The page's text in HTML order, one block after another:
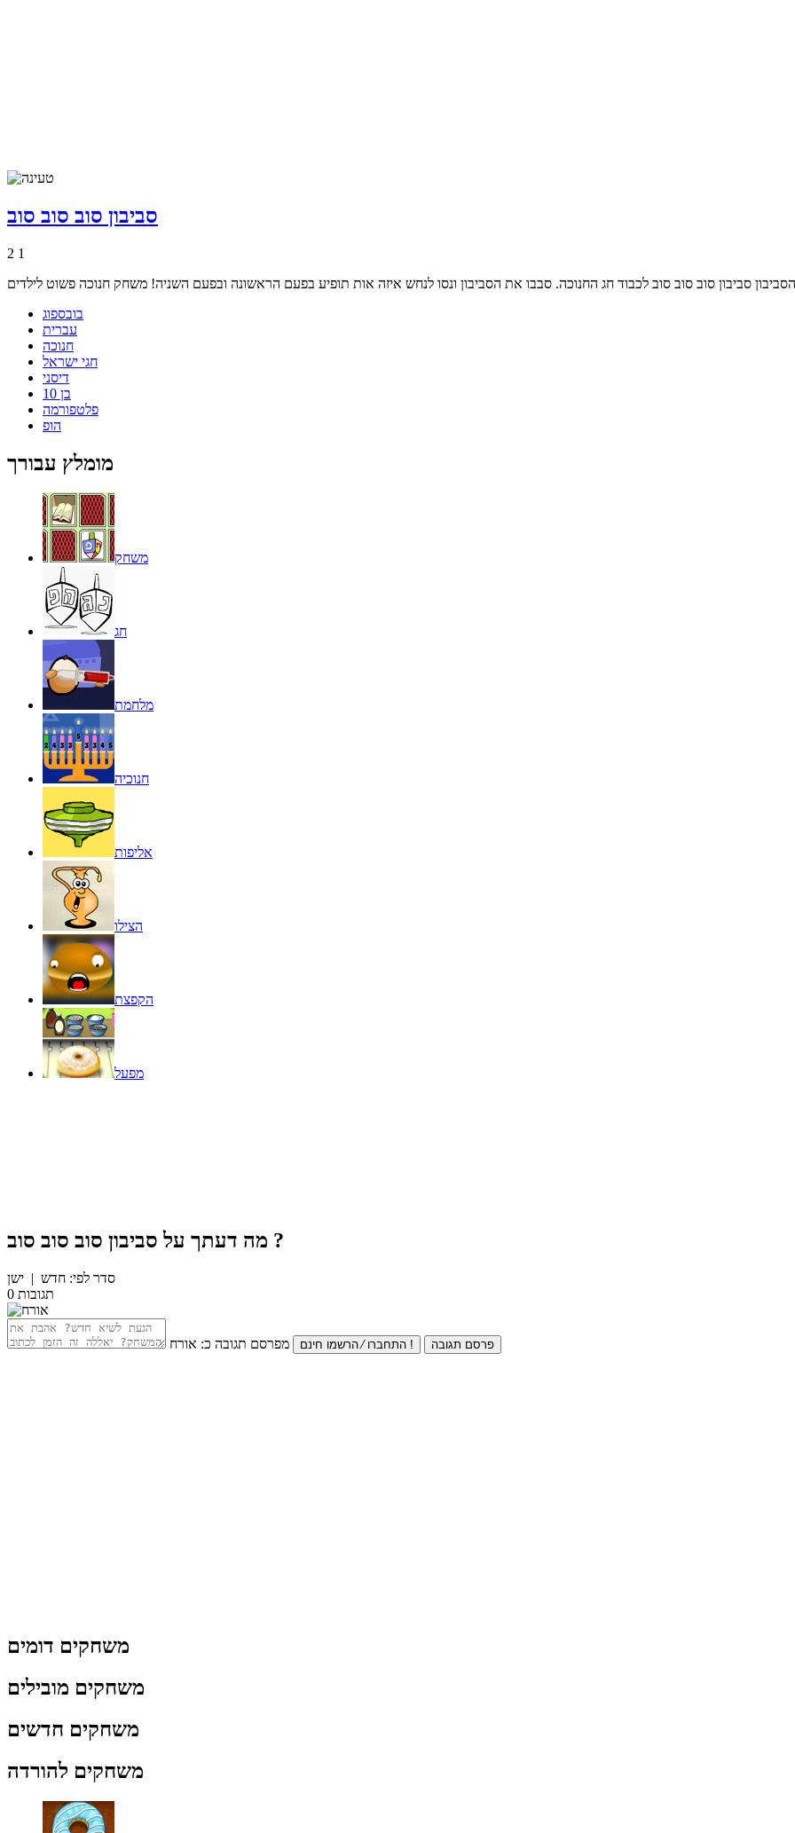
סביבון סוב סוב סוב
2 1
בובספוג
עברית
חנוכה
חגי ישראל
דיסני
בן 10
פלטפורמה
הופ
מומלץ עבורך
משחק
חג
מלחמת
חנוכיה
אליפות
הצילו
הקפצת
מפעל
מה דעתך על סביבון סוב סוב סוב ?
סדר לפי: חדש | ישן
0 תגובות
מפרסם תגובה כ: אורח התחברו ⁄ הרשמו חינם ! פרסם תגובה
משחקים דומים
משחקים מובילים
משחקים חדשים
משחקים להורדה